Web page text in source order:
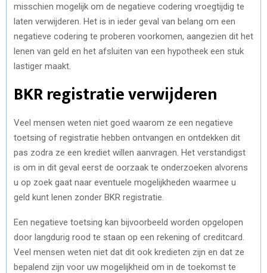
misschien mogelijk om de negatieve codering vroegtijdig te
laten verwijderen. Het is in ieder geval van belang om een
negatieve codering te proberen voorkomen, aangezien dit het
lenen van geld en het afsluiten van een hypotheek een stuk
lastiger maakt.
BKR registratie verwijderen
Veel mensen weten niet goed waarom ze een negatieve
toetsing of registratie hebben ontvangen en ontdekken dit
pas zodra ze een krediet willen aanvragen. Het verstandigst
is om in dit geval eerst de oorzaak te onderzoeken alvorens
u op zoek gaat naar eventuele mogelijkheden waarmee u
geld kunt lenen zonder BKR registratie.
Een negatieve toetsing kan bijvoorbeeld worden opgelopen
door langdurig rood te staan op een rekening of creditcard.
Veel mensen weten niet dat dit ook kredieten zijn en dat ze
bepalend zijn voor uw mogelijkheid om in de toekomst te